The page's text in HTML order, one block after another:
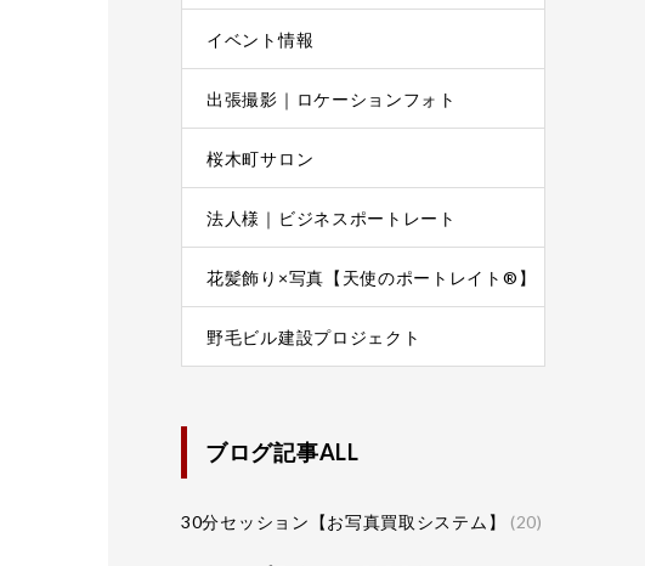
イベント情報
出張撮影｜ロケーションフォト
桜木町サロン
法人様｜ビジネスポートレート
花髪飾り×写真【天使のポートレイト®】
野毛ビル建設プロジェクト
ブログ記事ALL
30分セッション【お写真買取システム】 (20)